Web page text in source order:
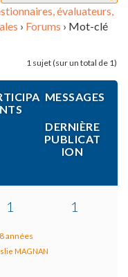
t
i
o
évaluateurs,
› Forums › Mot-clé
1 sujet (sur un total de 1)
NTS
MESSAGES
DERNIÈRE
PUBLICAT
ION
1 1
années
MAGNAN